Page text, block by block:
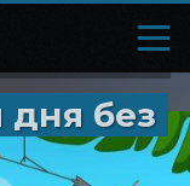
дня без